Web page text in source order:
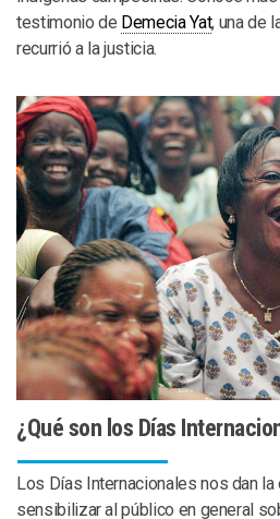
testimonio de Demecia Yat, una de
recurrió a la justicia.
¿Qué son los Días
Los Días Internacionales nos dan
sensibilizar al público en general